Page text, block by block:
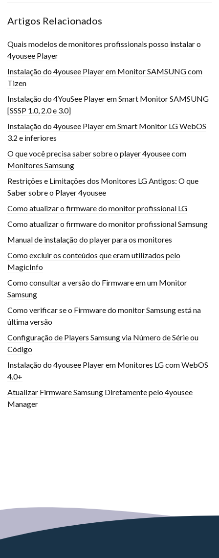
Artigos Relacionados
Quais modelos de monitores profissionais posso instalar o
4yousee Player
Instalação do 4yousee Player em Monitor SAMSUNG com
Tizen
Instalação do 4YouSee Player em Smart Monitor SAMSUNG
[SSSP 1.0, 2.0 e 3.0]
Instalação do 4yousee Player em Smart Monitor LG WebOS
3.2 e inferiores
O que você precisa saber sobre o player 4yousee com
Monitores Samsung
Restrições e Limitações dos Monitores LG Antigos: O que
Saber sobre o Player 4yousee
Como atualizar o firmware do monitor profissional LG
Como atualizar o firmware do monitor profissional Samsung
Manual de instalação do player para os monitores
Como excluir os conteúdos que eram utilizados pelo
MagicInfo
Como consultar a versão do Firmware em um Monitor
Samsung
Como verificar se o Firmware do monitor Samsung está na
última versão
Configuração de Players Samsung via Número de Série ou
Código
Instalação do 4yousee Player em Monitores LG com WebOS
4.0+
Atualizar Firmware Samsung Diretamente pelo 4yousee
Manager